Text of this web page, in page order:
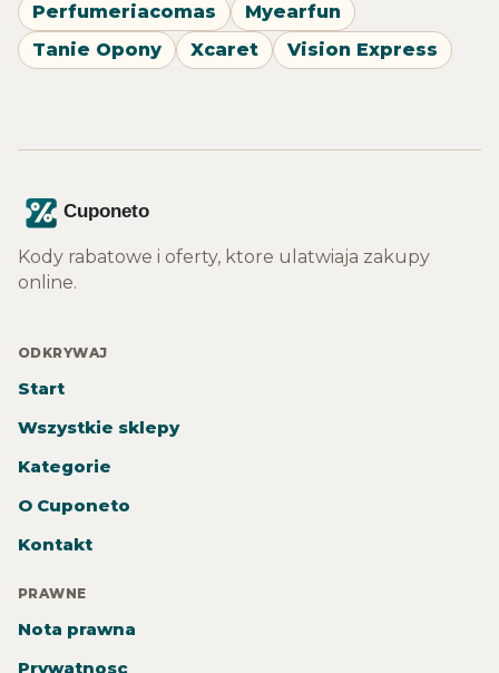
Perfumeriacomas
Myearfun
Tanie Opony
Xcaret Vision Express
Kody rabatowe i oferty, ktore ulatwiaja zakupy
online.
ODKRYWAJ
Start
Wszystkie sklepy
Kategorie
O Cuponeto
Kontakt
PRAWNE
Nota prawna
Prywatnosc